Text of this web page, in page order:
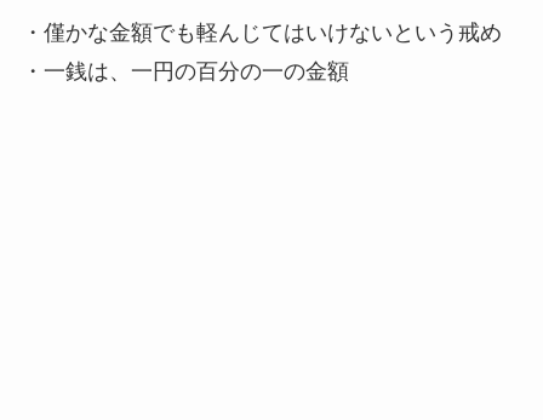
・僅かな金額でも軽んじてはいけないという戒め
・一銭は、一円の百分の一の金額